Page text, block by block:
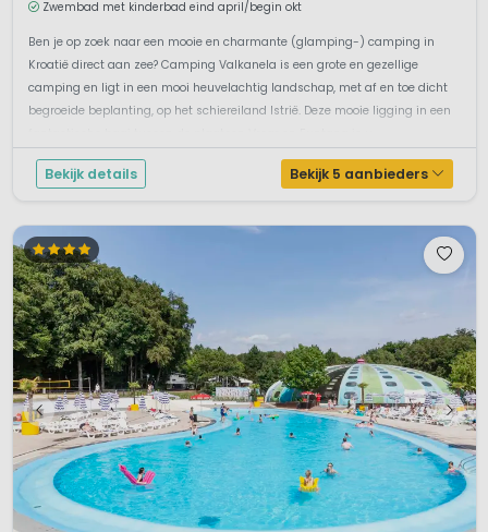
Zwembad met kinderbad eind april/begin okt
Ben je op zoek naar een mooie en charmante (glamping-) camping in
Kroatië direct aan zee? Camping Valkanela is een grote en gezellige
camping en ligt in een mooi heuvelachtig landschap, met af en toe dicht
begroeide beplanting, op het schiereiland Istrië. Deze mooie ligging in een
Bekijk details Bekijk 5 aanbieders